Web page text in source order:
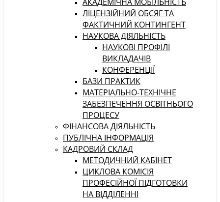
ЛІЦЕНЗІЙНИЙ ОБСЯГ ТА
ФАКТИЧНИЙ КОНТИНГЕНТ
НАУКОВА ДІЯЛЬНІСТЬ
НАУКОВІ ПРОФІЛІ
ВИКЛАДАЧІВ
КОНФЕРЕНЦІЇ
БАЗИ ПРАКТИК
МАТЕРІАЛЬНО-ТЕХНІЧНЕ
ЗАБЕЗПЕЧЕННЯ ОСВІТНЬОГО
ПРОЦЕСУ
ФІНАНСОВА ДІЯЛЬНІСТЬ
ПУБЛІЧНА ІНФОРМАЦІЯ
КАДРОВИЙ СКЛАД
МЕТОДИЧНИЙ КАБІНЕТ
ЦИКЛОВА КОМІСІЯ
ПРОФЕСІЙНОЇ ПІДГОТОВКИ
НА ВІДДІЛЕННІ